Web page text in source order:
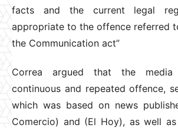
facts and the current legal
appropriate to the offence referred
the Communication act”
Correa argued that the
continuous and repeated offence,
which was based on news
Comercio) and (El Hoy), as well